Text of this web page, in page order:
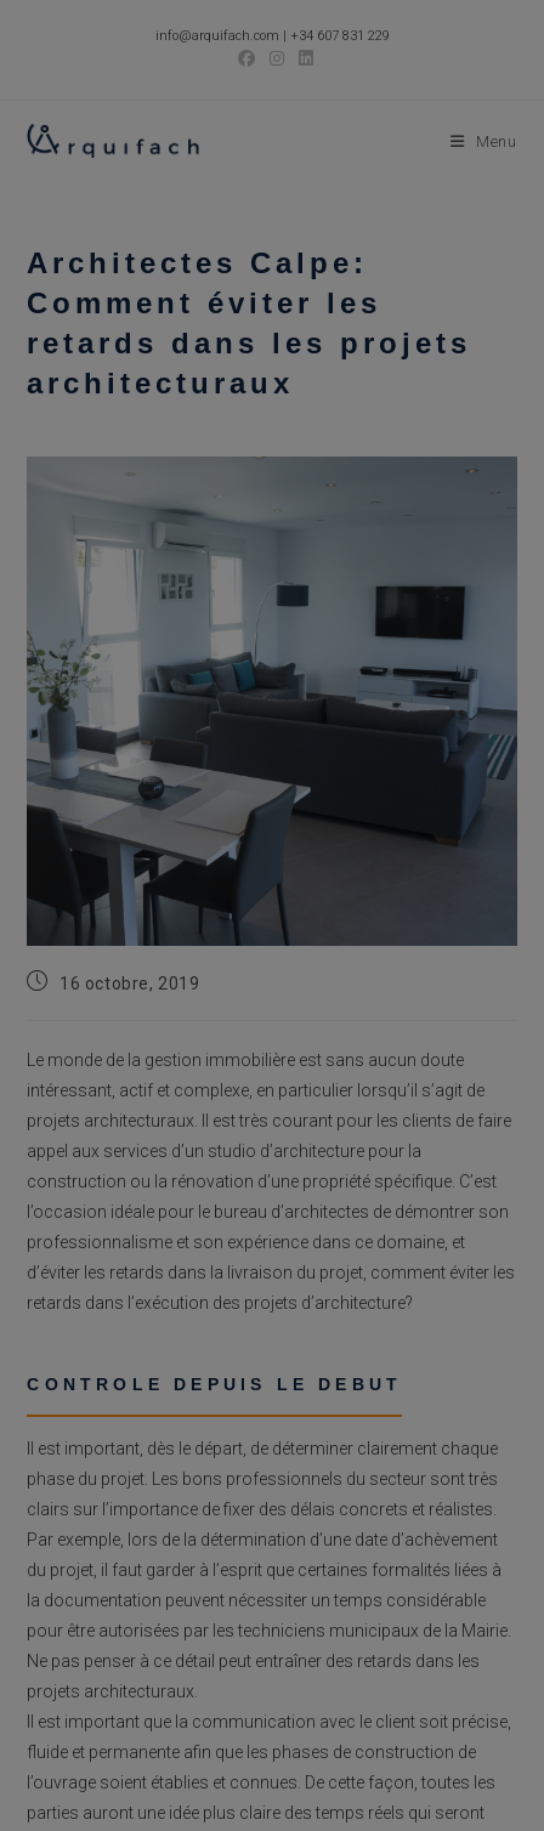
info@arquifach.com | +34 607 831 229
Menu
Architectes Calpe:
Comment éviter les
retards dans les projets
architecturaux
Publication
16 octobre, 2019
Le monde de la gestion immobilière est sans aucun doute
intéressant, actif et complexe, en particulier lorsqu’il s’agit de
projets architecturaux. Il est très courant pour les clients de faire
appel aux services d’un studio d’architecture pour la
construction ou la rénovation d’une propriété spécifique. C’est
l’occasion idéale pour le bureau d’architectes de démontrer son
professionnalisme et son expérience dans ce domaine, et
d’éviter les retards dans la livraison du projet, comment éviter les
retards dans l’exécution des projets d’architecture?
CONTROLE DEPUIS LE DEBUT
Il est important, dès le départ, de déterminer clairement chaque
phase du projet. Les bons professionnels du secteur sont très
clairs sur l’importance de fixer des délais concrets et réalistes.
Par exemple, lors de la détermination d’une date d’achèvement
du projet, il faut garder à l’esprit que certaines formalités liées à
la documentation peuvent nécessiter un temps considérable
pour être autorisées par les techniciens municipaux de la Mairie.
Ne pas penser à ce détail peut entraîner des retards dans les
projets architecturaux.
Il est important que la communication avec le client soit précise,
fluide et permanente afin que les phases de construction de
l’ouvrage soient établies et connues. De cette façon, toutes les
parties auront une idée plus claire des temps réels qui seront